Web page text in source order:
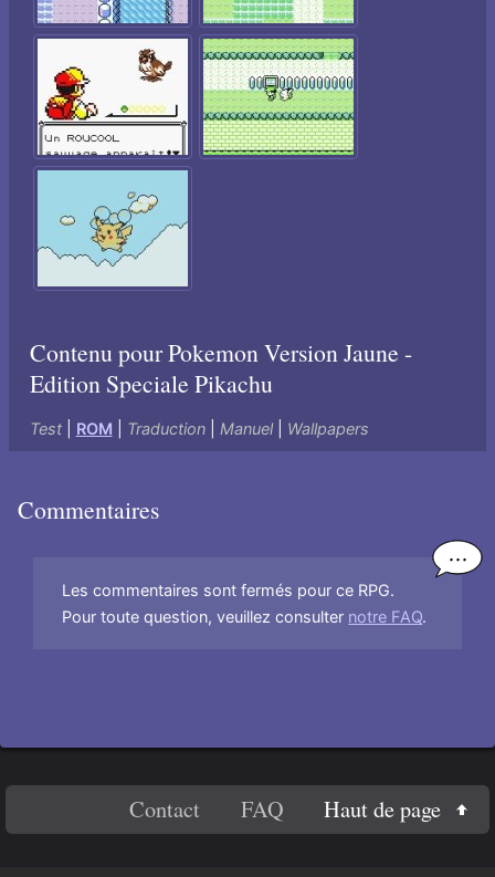
Contenu pour Pokemon Version Jaune -
Edition Speciale Pikachu
Test| ROM Traduction| Manuel| Wallpapers
Commentaires
Les commentaires sont fermés pour ce RPG.
Pour toute question, veuillez consulter notre FAQ.
Contact FAQ Haut de page